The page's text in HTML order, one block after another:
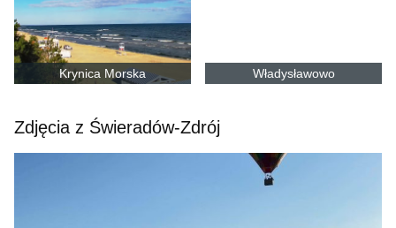
Krynica Morska Władysławowo
Zdjęcia z Świeradów-Zdrój